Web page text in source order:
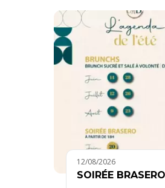
12/08/2026
SOIRÉE BRASERO